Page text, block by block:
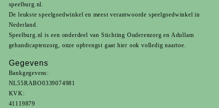
speelburg.nl.
De leukste speelgoedwinkel en meest verantwoorde speelgoedwinkel in
Nederland.
Speelburg.nl is een onderdeel van Stichting Ouderenzorg en Adullam
gehandicaptenzorg, onze opbrengst gaat hier ook volledig naartoe.
Gegevens
Bankgegevens:
NL55RABO0339074981
KVK:
41119879